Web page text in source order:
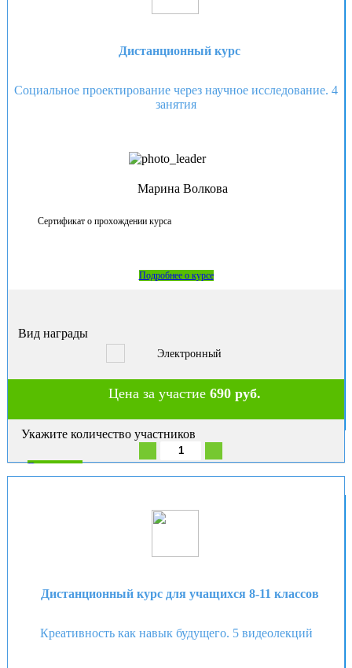
Дистанционный курс
Социальное проектирование через научное исследование. 4
занятия
Марина Волкова
Сертификат о прохождении курса
Подробнее о курсе
Вид награды
Электронный
Цена за участие690 руб.
Укажите количество участников
В корзину
Дистанционный курс для учащихся 8-11 классов
Креативность как навык будущего. 5 видеолекций